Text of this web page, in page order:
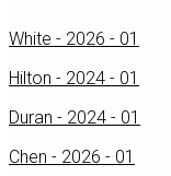
White - 2026 - 01
Hilton - 2024 - 01
Duran - 2024 - 01
Chen - 2026 - 01